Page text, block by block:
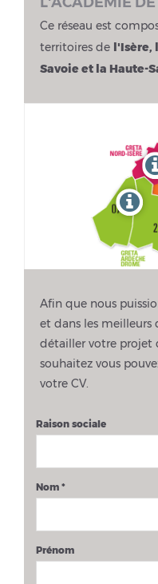
Ce réseau est
territoires de
Savoie et la Haute-
Afin que nous
et dans les meilleurs
détailler votre projet
souhaitez vous
votre CV.
Raison sociale
Nom *
Prénom